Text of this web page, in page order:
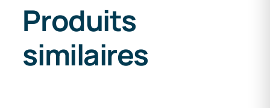
Produits
similaires